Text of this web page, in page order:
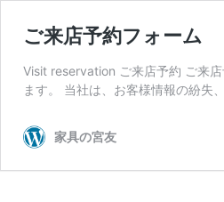
ご来店予約フォーム
Visit reservation ご来店予約 ご来
ます。 当社は、お客様情報の紛
家具の宮友